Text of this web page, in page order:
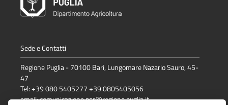
Sede e Contatti
Regione Puglia - 70100 Bari, Lungomare Nazario Sauro, 45-
47
Tel: +39 080 5405277 +39 0805405056
email:comunicazione.psr@regione.puglia.it